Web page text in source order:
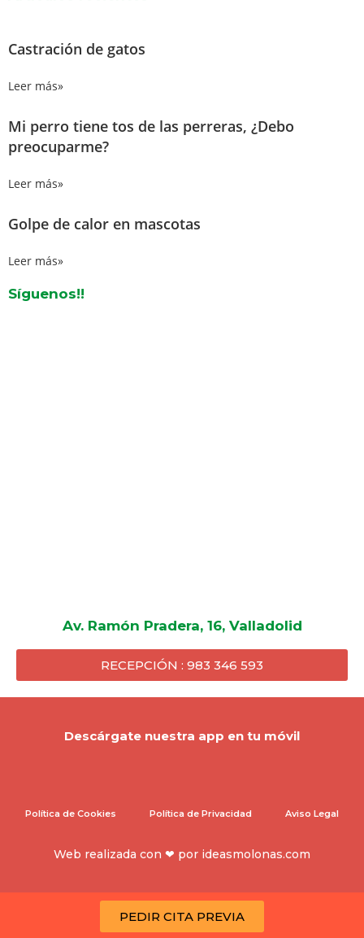
Castración de gatos
Leer más»
Mi perro tiene tos de las perreras, ¿Debo
preocuparme?
Leer más»
Golpe de calor en mascotas
Leer más»
Síguenos!!
Av. Ramón Pradera, 16, Valladolid
RECEPCIÓN : 983 346 593
Descárgate nuestra app en tu móvil
Política de Cookies Política de Privacidad Aviso Legal
Web realizada con ❤ por ideasmolonas.com
PEDIR CITA PREVIA